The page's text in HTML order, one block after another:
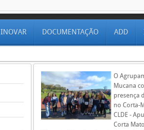
INOVAR DOCUMENTAÇÃO ADD
O
Mucana
presença
no Corta-
CLDE -
Corta